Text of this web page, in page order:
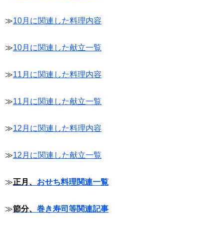
≫10月に関連した料理内容
≫10月に関連した献立一覧
≫11月に関連した料理内容
≫11月に関連した献立一覧
≫12月に関連した料理内容
≫12月に関連した献立一覧
≫正月、 おせち料理関連一覧
≫節分、 巻き寿司等関連記事